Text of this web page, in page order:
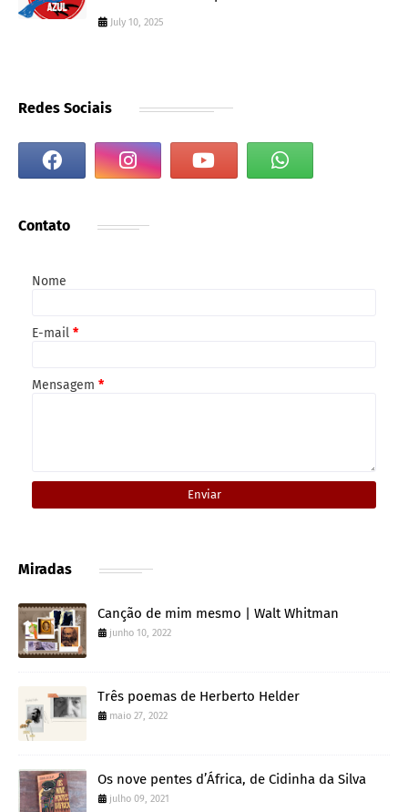
July 10, 2025
Redes Sociais
Contato
Nome
E-mail *
Mensagem *
Miradas
Canção de mim mesmo | Walt Whitman
junho 10, 2022
Três poemas de Herberto Helder
maio 27, 2022
Os nove pentes d’África, de Cidinha da Silva
julho 09, 2021